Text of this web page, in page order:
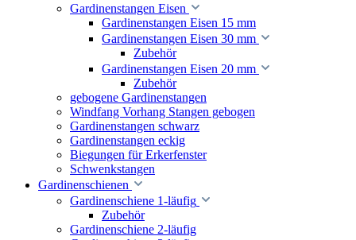
Gardinenstangen Eisen
Gardinenstangen Eisen 15 mm
Gardinenstangen Eisen 30 mm
Zubehör
Gardinenstangen Eisen 20 mm
Zubehör
gebogene Gardinenstangen
Windfang Vorhang Stangen gebogen
Gardinenstangen schwarz
Gardinenstangen eckig
Biegungen für Erkerfenster
Schwenkstangen
Gardinenschienen
Gardinenschiene 1-läufig
Zubehör
Gardinenschiene 2-läufig